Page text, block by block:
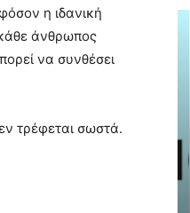
η ιδανική
άνθρωπος
να συνθέσει
τρέφεται σωστά.